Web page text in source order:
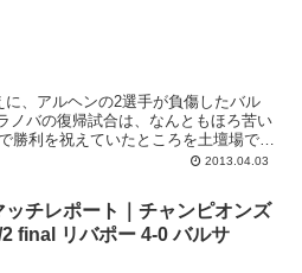
たシティ戦とは逆パターンでの逆転勝
、アルヘンの2選手が負傷したバル
ノバの復帰試合は、なんともほろ苦い
勝利を祝えていたところを土壇場で同
2013.04.03
ッチレポート｜チャンピオンズ
2 final リバポー 4-0 バルサ